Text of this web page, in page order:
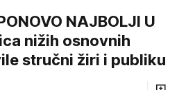
NAJBOLJI U
nižih osnovnih
stručni žiri i publiku